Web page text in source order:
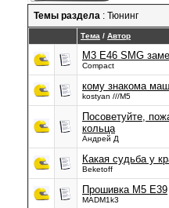
Темы раздела : Тюнинг
Тема / Автор
M3 E46 SMG
Compact
кому знакома
kostyan ///M5
Посоветуйте,
кольца
Андрей Д
Какая судьба у
Beketoff
Прошивка M5 E39
MADM1k3